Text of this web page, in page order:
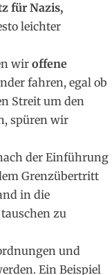
für Nazis,
leichter
wiroffene
fahren, egal ob
Streit um den
spüren wir
der Einführung
Grenzübertritt
in die
zu
und
Ein Beispiel